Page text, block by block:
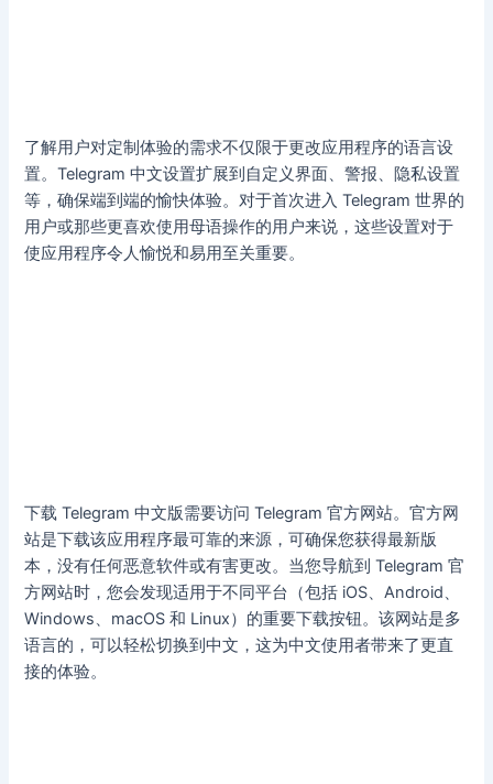
了解用户对定制体验的需求不仅限于更改应用程序的语言设
置。Telegram 中文设置扩展到自定义界面、警报、隐私设置
等，确保端到端的愉快体验。对于首次进入 Telegram 世界的
用户或那些更喜欢使用母语操作的用户来说，这些设置对于
使应用程序令人愉悦和易用至关重要。
下载 Telegram 中文版需要访问 Telegram 官方网站。官方网
站是下载该应用程序最可靠的来源，可确保您获得最新版
本，没有任何恶意软件或有害更改。当您导航到 Telegram 官
方网站时，您会发现适用于不同平台（包括 iOS、Android、
Windows、macOS 和 Linux）的重要下载按钮。该网站是多
语言的，可以轻松切换到中文，这为中文使用者带来了更直
接的体验。